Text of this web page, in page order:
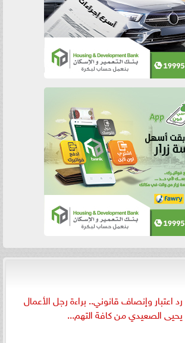
رد اعتبار وإنصاف قانوني.. براءة رجل الأعمال
يحيى الصعيدي من كافة التهم...